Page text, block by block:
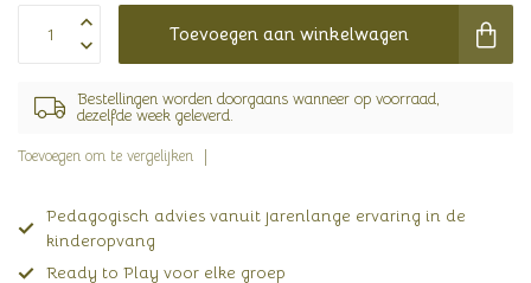
Toevoegen aan winkelwagen
Bestellingen worden doorgaans wanneer op voorraad,
dezelfde week geleverd.
Toevoegen om te vergelijken
Pedagogisch advies vanuit jarenlange ervaring in de
kinderopvang
Ready to Play voor elke groep